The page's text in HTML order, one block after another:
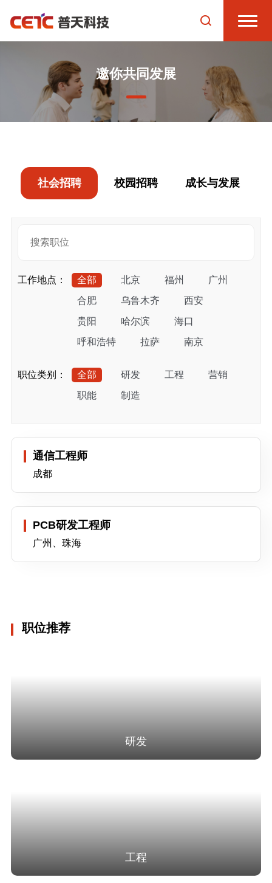
邀你共同发展
社会招聘 校园招聘 成长与发展
工作地点： 全部 北京 福州
广州
合肥
乌鲁木齐
西安
贵阳
哈尔滨
海口
呼和浩特
拉萨
南京
西宁
长春
成都
职位类别： 全部 研发 工程
营销
职能
制造
通信工程师
成都
PCB研发工程师
广州、珠海
职位推荐
研发
工程